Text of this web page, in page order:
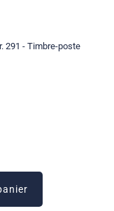
291 - Timbre-poste